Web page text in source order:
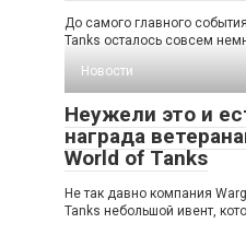
До самого главного
Tanks осталось совсем
Новости
Неужели это и
награда
World of Tanks
Не так давно компания
Tanks небольшой ивент,